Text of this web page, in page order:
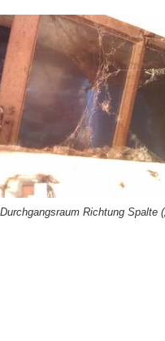
Richtung Spalte